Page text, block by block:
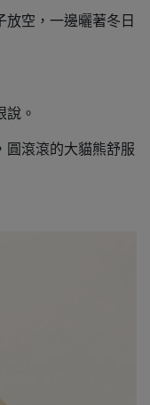
空，一邊曬著冬日
說。
圓滾滾的大貓熊舒服